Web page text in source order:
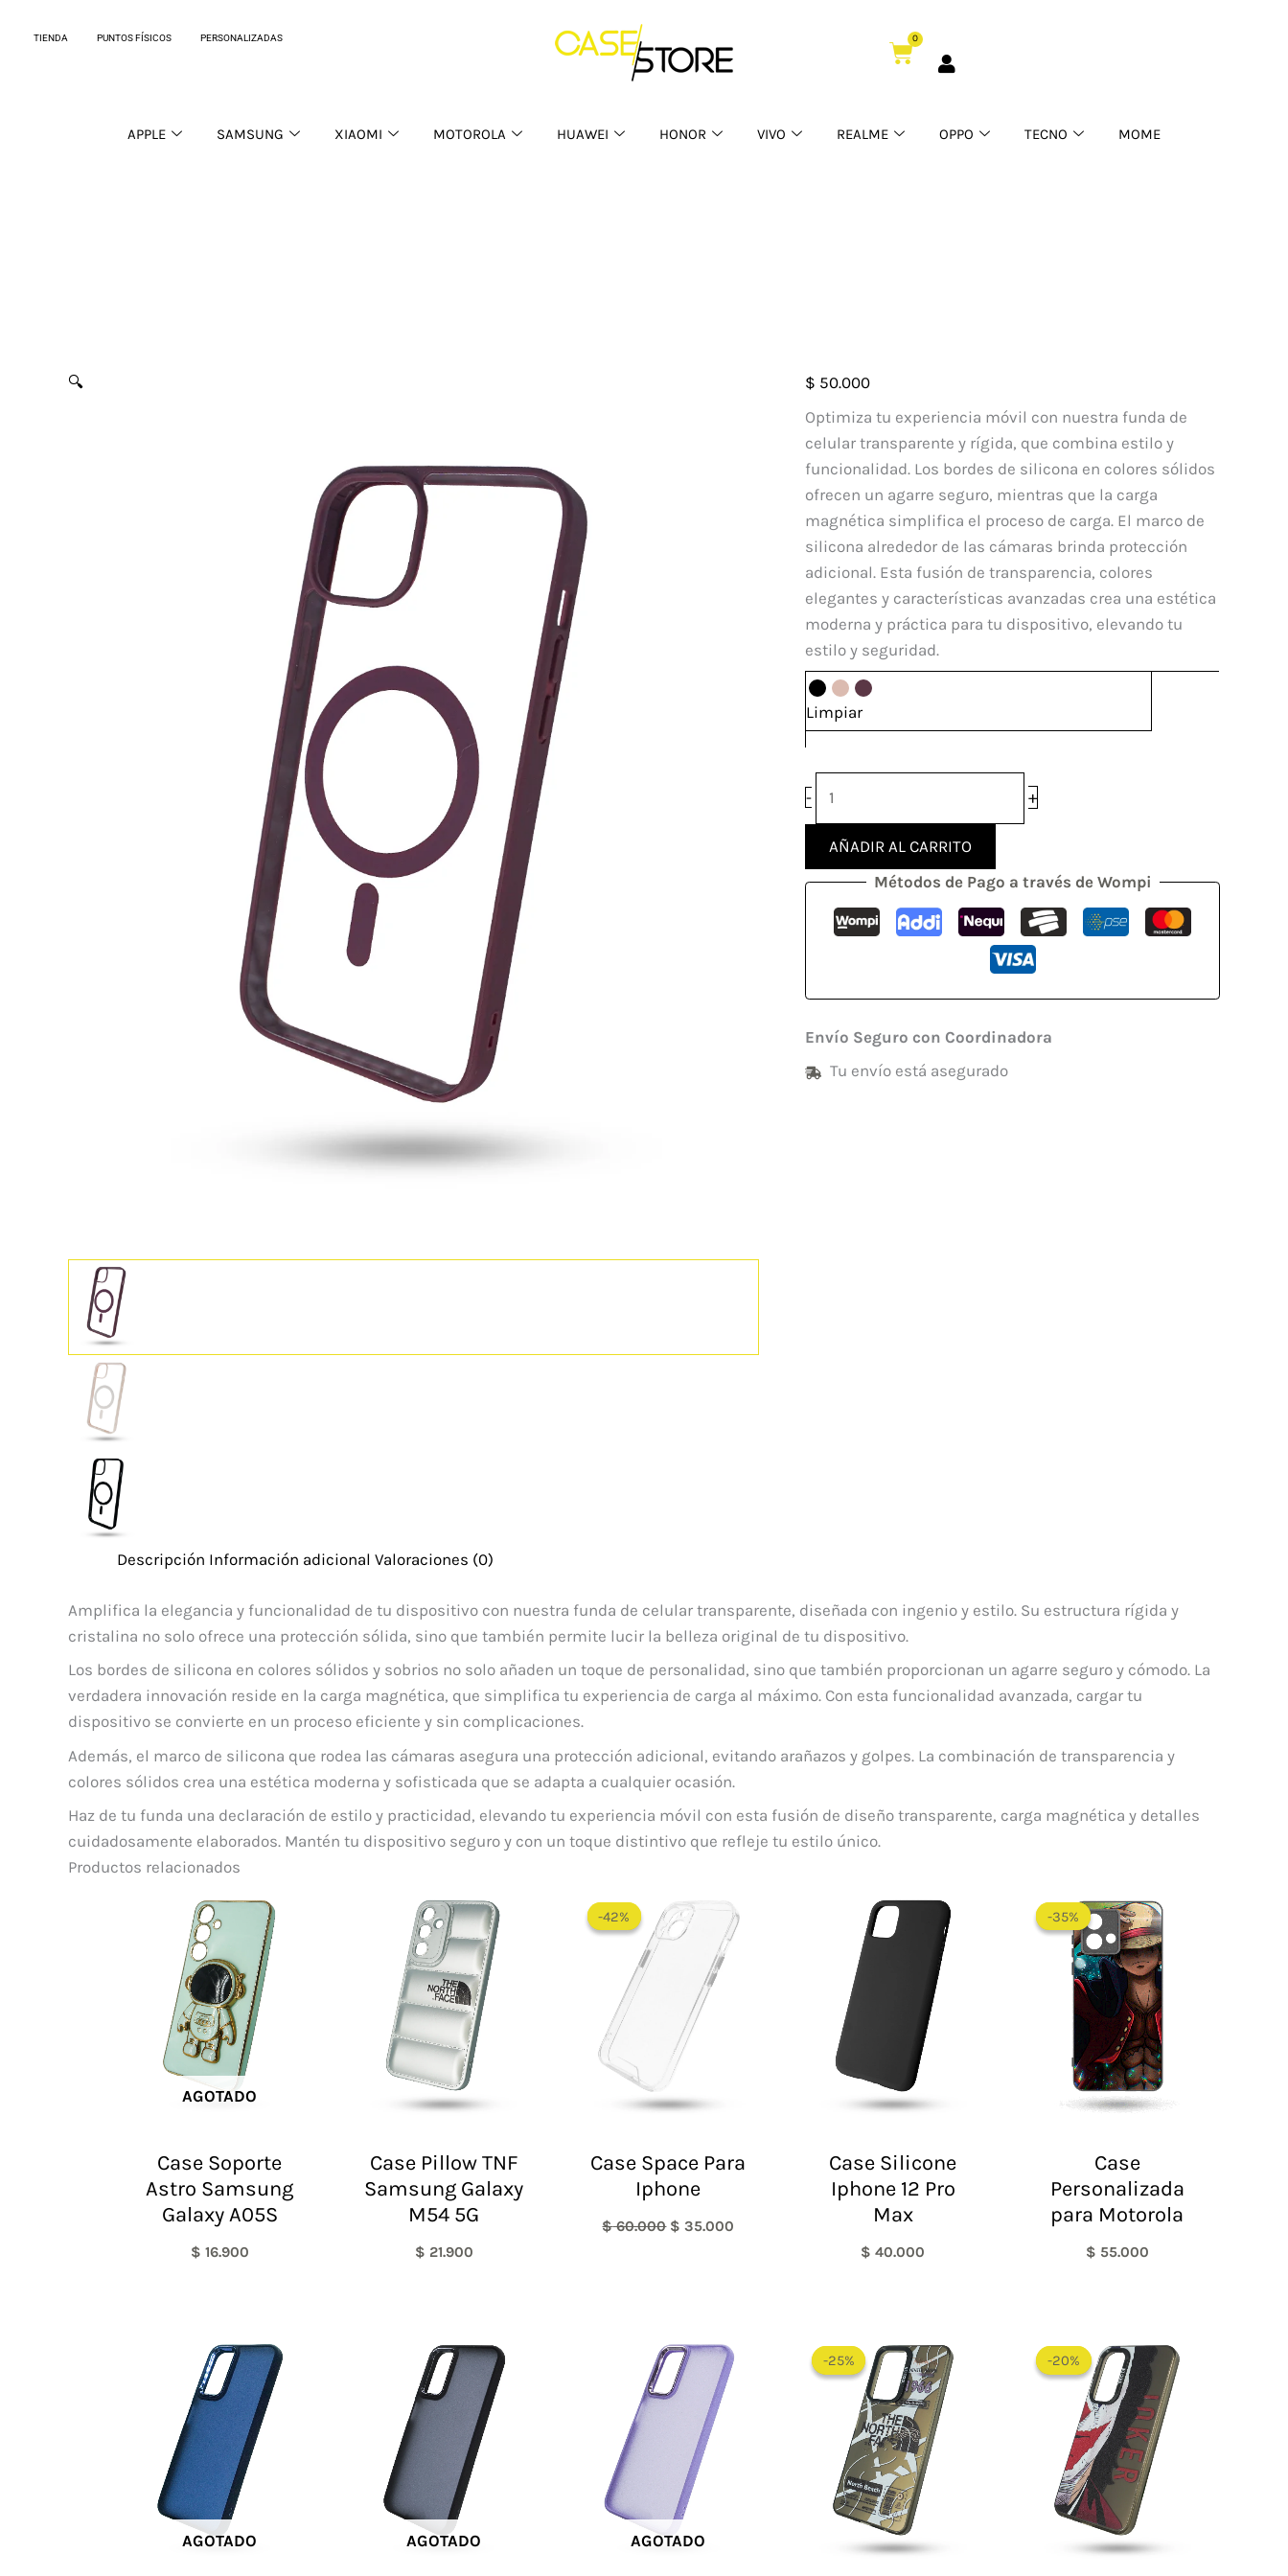
TIENDA PUNTOS FÍSICOS PERSONALIZADAS 0
Cart
APPLE SAMSUNG XIAOMI MOTOROLA HUAWEI HONOR VIVO REALME OPPO TECNO MOME
🔍 $ 50.000
Optimiza tu experiencia móvil con nuestra funda de
celular transparente y rígida, que combina estilo y
funcionalidad. Los bordes de silicona en colores sólidos
ofrecen un agarre seguro, mientras que la carga
magnética simplifica el proceso de carga. El marco de
silicona alrededor de las cámaras brinda protección
adicional. Esta fusión de transparencia, colores
elegantes y características avanzadas crea una estética
moderna y práctica para tu dispositivo, elevando tu
estilo y seguridad.
Limpiar
-
Case
Magafe
Color
Iphone
14
cantidad
+
AÑADIR AL CARRITO
Métodos de Pago a través de Wompi
Envío Seguro con Coordinadora
Tu envío está asegurado
Descripción Información adicional Valoraciones (0)
Amplifica la elegancia y funcionalidad de tu dispositivo con nuestra funda de celular transparente, diseñada con ingenio y estilo. Su estructura rígida y
cristalina no solo ofrece una protección sólida, sino que también permite lucir la belleza original de tu dispositivo.
Los bordes de silicona en colores sólidos y sobrios no solo añaden un toque de personalidad, sino que también proporcionan un agarre seguro y cómodo. La
verdadera innovación reside en la carga magnética, que simplifica tu experiencia de carga al máximo. Con esta funcionalidad avanzada, cargar tu
dispositivo se convierte en un proceso eficiente y sin complicaciones.
Además, el marco de silicona que rodea las cámaras asegura una protección adicional, evitando arañazos y golpes. La combinación de transparencia y
colores sólidos crea una estética moderna y sofisticada que se adapta a cualquier ocasión.
Haz de tu funda una declaración de estilo y practicidad, elevando tu experiencia móvil con esta fusión de diseño transparente, carga magnética y detalles
cuidadosamente elaborados. Mantén tu dispositivo seguro y con un toque distintivo que refleje tu estilo único.
Productos relacionados
AGOTADO
Case Soporte
Astro Samsung
Galaxy A05S
$ 16.900
Case Pillow TNF
Samsung Galaxy
M54 5G
$ 21.900
-42%
-42%
Case Space Para
Iphone
$60.000
precio
original
era:
$ 60.000.
$ 35.000
actual
Case Silicone
Iphone 12 Pro
Max
$ 40.000
-35%
-35%
Case
Personalizada
para Motorola
$ 55.000
AGOTADO AGOTADO AGOTADO
-25%
-25%
precio
original
era:
$ 60.000.
-20%
-20%
precio
original
era:
$ 60.000.